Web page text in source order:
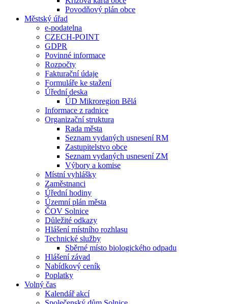
Povodňový plán obce
Městský úřad
e-podatelna
CZECH-POINT
GDPR
Povinné informace
Rozpočty
Fakturační údaje
Formuláře ke stažení
Úřední deska
ÚD Mikroregion Bělá
Informace z radnice
Organizační struktura
Rada města
Seznam vydaných usnesení RM
Zastupitelstvo obce
Seznam vydaných usnesení ZM
Výbory a komise
Místní vyhlášky
Zaměstnanci
Úřední hodiny
Územní plán města
ČOV Solnice
Důležité odkazy
Hlášení místního rozhlasu
Technické služby
Sběrné místo biologického odpadu
Hlášení závad
Nabídkový ceník
Poplatky
Volný čas
Kalendář akcí